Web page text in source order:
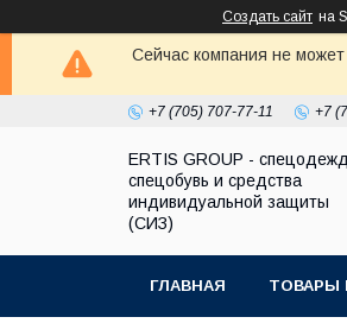
Создать сайт на
Сейчас компания не
+7 (705) 707-77-11 +7
ERTIS GROUP -
спецобувь и средства
индивидуальной защиты
(СИЗ)
ГЛАВНАЯ ТОВАРЫ